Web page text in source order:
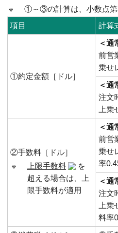
※
①～③の計算は、小数点第
項目
計算
①約定金額［ドル］
＜通
前営
乗せ
＜通
注文
上
②手数料［ドル］
※
上限手数料
を
超える場合は、上
限手数料が適用
＜通
前営
乗せ
率
＜通
注文
上
料率